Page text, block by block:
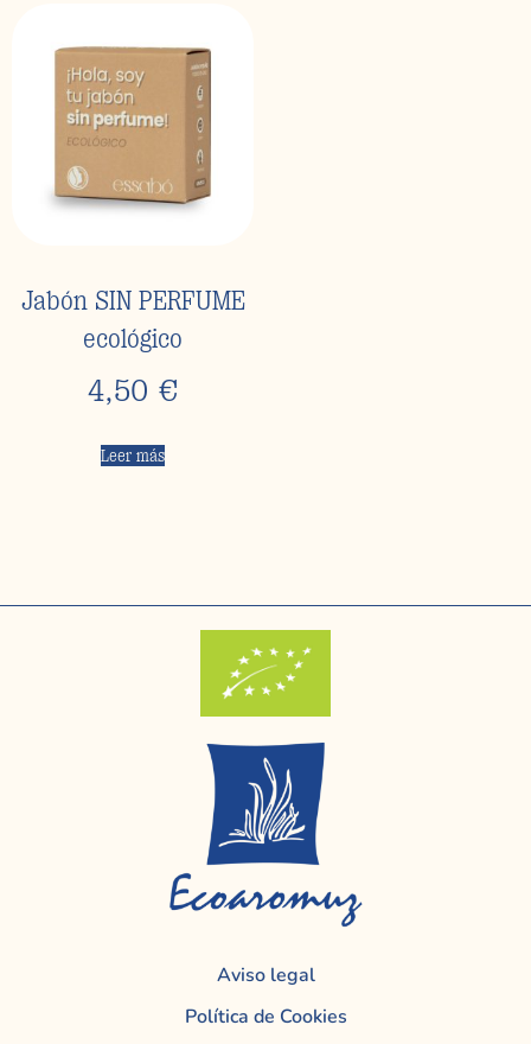
Jabón SIN PERFUME
ecológico
4,50 €
Leer más
Aviso legal
Política de Cookies